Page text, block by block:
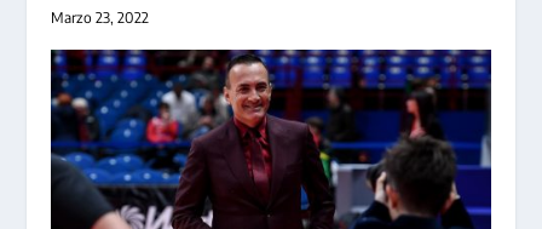
Marzo 23, 2022